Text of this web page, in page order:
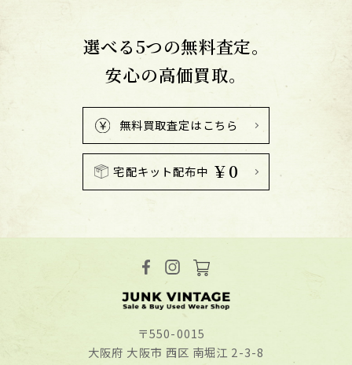
選べる5つの無料査定。
安心の高価買取。
無料買取査定はこちら
宅配キット配布中 ￥0
〒550-0015
⼤阪府 ⼤阪市 ⻄区 南堀江 2-3-8